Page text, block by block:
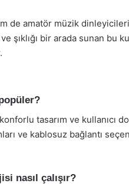
de amatör müzik
şıklığı bir arada sunan bu
tasarım ve kullanıcı
ve kablosuz bağlantı
nasıl çalışır?